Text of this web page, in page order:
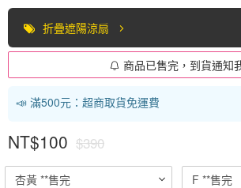
折疊遮陽涼扇
商品已售完，到貨通知
📣 滿500元：超商取貨免運費
NT$100 $390
杏黃 **售完 F **售完